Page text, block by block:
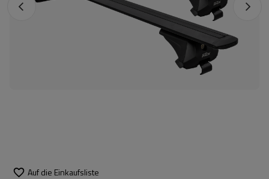
Auf die Einkaufsliste